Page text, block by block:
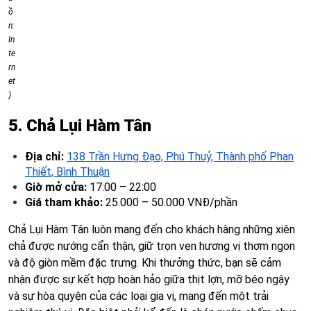
ồ
n:
In
te
rn
et
)
5. Chả Lụi Hàm Tân
Địa chỉ: 138 Trần Hưng Đạo, Phú Thuỷ, Thành phố Phan
Thiết, Bình Thuận
Giờ mở cửa: 17:00 – 22:00
Giá tham khảo: 25.000 – 50.000 VNĐ/phần
Chả Lụi Hàm Tân luôn mang đến cho khách hàng những xiên
chả được nướng cẩn thận, giữ trọn vẹn hương vị thơm ngon
và độ giòn mềm đặc trưng. Khi thưởng thức, bạn sẽ cảm
nhận được sự kết hợp hoàn hảo giữa thịt lợn, mỡ béo ngậy
và sự hòa quyện của các loại gia vị, mang đến một trải